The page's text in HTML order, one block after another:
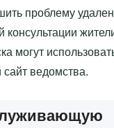
проблему
консультации
могут
ведомства.